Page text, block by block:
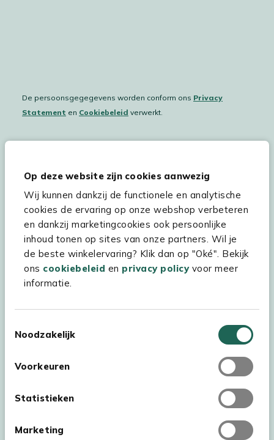
Op deze website zijn cookies aanwezig
Wij kunnen dankzij de functionele en analytische
cookies de ervaring op onze webshop verbeteren
en dankzij marketingcookies ook persoonlijke
inhoud tonen op sites van onze partners. Wil je
de beste winkelervaring? Klik dan op "Oké". Bekijk
ons cookiebeleid en privacy policyvoor meer
informatie.
Noodzakelijk
Voorkeuren
Statistieken
Marketing
De persoonsgegegevens worden conform ons Privacy
Statement en Cookiebeleid verwerkt.
Hulp & service
Assortiment
Kees Smit Tuinmeubelen
Experience Stores XXL